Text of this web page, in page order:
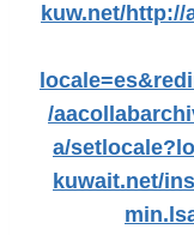
kuw.net/http://
/
a/
kuwait.net/